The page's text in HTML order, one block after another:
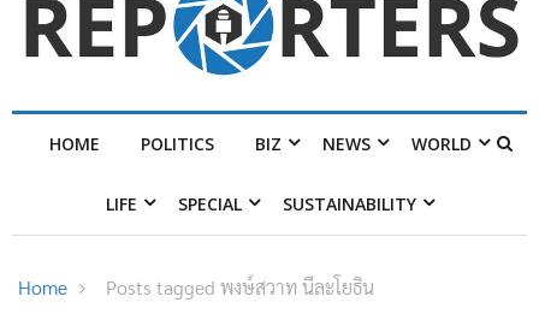
HOME POLITICS BIZ NEWS WORLD
LIFE SPECIAL SUSTAINABILITY
Home Posts tagged พงษ์สวาท นีละโยธิน